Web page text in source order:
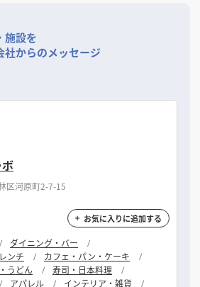
施設を
社からのメッセージ
区河原町2-7-15
お気に入りに追加する
ダイニング・バー
ンチ
カフェ・パン・ケーキ
うどん
寿司・日本料理
アパレル
インテリア・雑貨